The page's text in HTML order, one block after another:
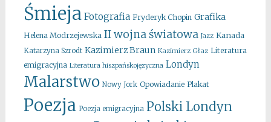
Śmieja Fotografia Fryderyk Chopin Grafika
Helena Modrzejewska II wojna światowa Jazz Kanada
Katarzyna Szrodt Kazimierz Braun Kazimierz Głaz Literatura
emigracyjna Literatura hiszpańskojęzyczna Londyn
Malarstwo Nowy Jork Opowiadanie Plakat
Poezja Poezja emigracyjna Polski Londyn